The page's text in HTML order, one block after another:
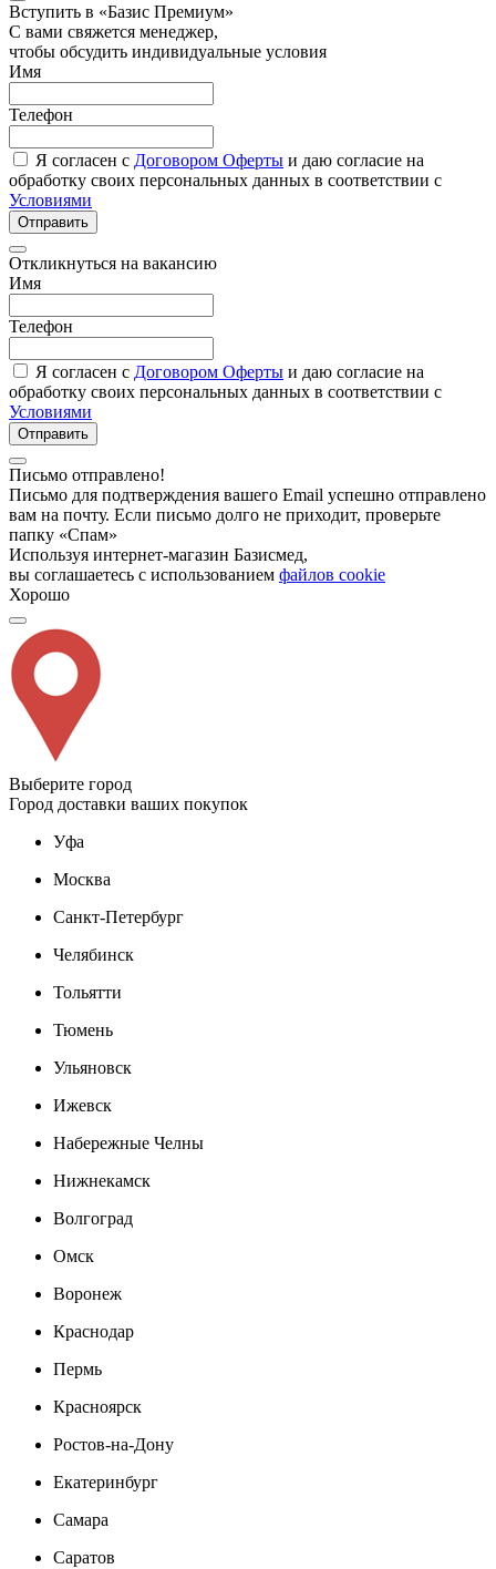
Вступить в «Базис Премиум»
С вами свяжется менеджер,
чтобы обсудить индивидуальные условия
Имя
Телефон
Я согласен с Договором Оферты и даю согласие на
обработку своих персональных данных в соответствии с
Условиями
Отправить
Откликнуться на вакансию
Имя
Телефон
Я согласен с Договором Оферты и даю согласие на
обработку своих персональных данных в соответствии с
Условиями
Отправить
Письмо отправлено!
Письмо для подтверждения вашего Email успешно отправлено
вам на почту. Если письмо долго не приходит, проверьте
папку «Спам»
Используя интернет-магазин Базисмед,
вы соглашаетесь с использованием файлов cookie
Хорошо
Выберите город
Город доставки ваших покупок
Уфа
Москва
Санкт-Петербург
Челябинск
Тольятти
Тюмень
Ульяновск
Ижевск
Набережные Челны
Нижнекамск
Волгоград
Омск
Воронеж
Краснодар
Пермь
Красноярск
Ростов-на-Дону
Екатеринбург
Самара
Саратов